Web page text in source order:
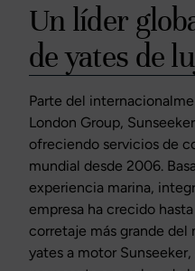
Un líder
de yates de
Parte del
London Group,
ofreciendo servicios de
mundial desde 2006.
experiencia marina,
empresa ha crecido
corretaje más grande del
yates a motor